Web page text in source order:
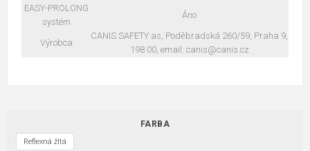
EASY-PROLONG
systém
Áno
Výrobca
CANIS SAFETY as, Poděbradská 260/59, Praha 9,
198 00, email: canis@canis.cz
FARBA
Reflexná žltá